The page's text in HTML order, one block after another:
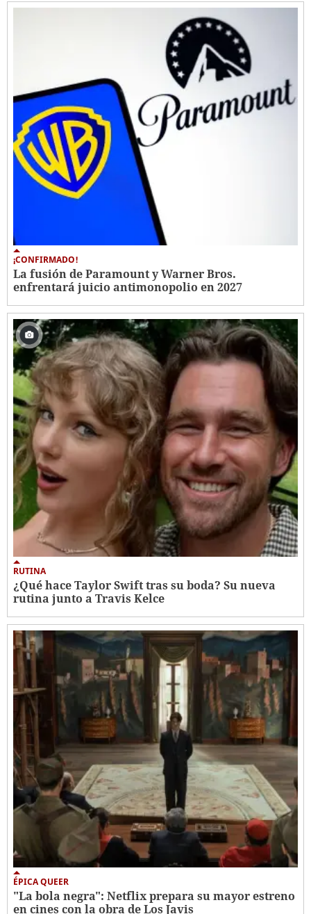
¡CONFIRMADO!
La fusión de Paramount y Warner Bros.
enfrentará juicio antimonopolio en 2027
RUTINA
¿Qué hace Taylor Swift tras su boda? Su nueva
rutina junto a Travis Kelce
ÉPICA QUEER
"La bola negra": Netflix prepara su mayor estreno
en cines con la obra de Los Javis